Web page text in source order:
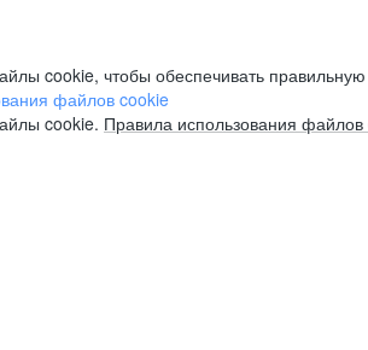
cookie, чтобы обеспечивать
файлов cookie
cookie. Правила использования файлов